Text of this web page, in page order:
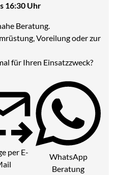
16:30 Uhr
Beratung.
Voreilung oder zur
für Ihren Einsatzzweck?
per E-
WhatsApp
Beratung